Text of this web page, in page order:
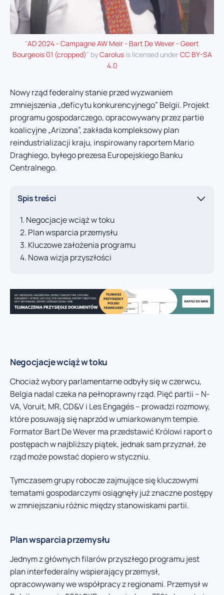
"AD 2024 - Campagne AW Meir - Bart De Wever - Geert
Bourgeois 01 (cropped)" byCarolusis licensed underCC BY-SA
4.0
Nowy rząd federalny stanie przed wyzwaniem
zmniejszenia „deficytu konkurencyjnego” Belgii. Projekt
programu gospodarczego, opracowywany przez partie
koalicyjne „Arizona”, zakłada kompleksowy plan
reindustrializacji kraju, inspirowany raportem Mario
Draghiego, byłego prezesa Europejskiego Banku
Centralnego.
Spis treści
Negocjacje wciąż w toku
Plan wsparcia przemysłu
Kluczowe założenia programu
Nowa wizja przyszłości
Negocjacje wciąż w toku
Chociaż wybory parlamentarne odbyły się w czerwcu,
Belgia nadal czeka na pełnoprawny rząd. Pięć partii – N-
VA, Voruit, MR, CD&V i Les Engagés – prowadzi rozmowy,
które posuwają się naprzód w umiarkowanym tempie.
Formator Bart De Wever ma przedstawić Królowi raport o
postępach w najbliższy piątek, jednak sam przyznał, że
rząd może powstać dopiero w styczniu.
Tymczasem grupy robocze zajmujące się kluczowymi
tematami gospodarczymi osiągnęły już znaczne postępy
w zmniejszaniu różnic między stanowiskami partii.
Plan wsparcia przemysłu
Jednym z głównych filarów przyszłego programu jest
plan interfederalny wspierający przemysł,
opracowywany we współpracy z regionami. Przemysł w